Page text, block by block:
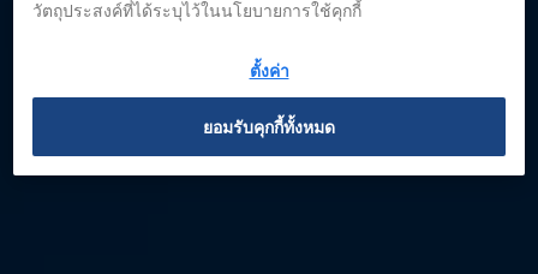
บทสัมภาษณ์ผู้บริหาร
วัตถุประสงค์ที่ได้ระบุไว้ในนโยบายการใช้คุกกี้
ตั้งค่า
ยอมรับคุกกี้ทั้งหมด